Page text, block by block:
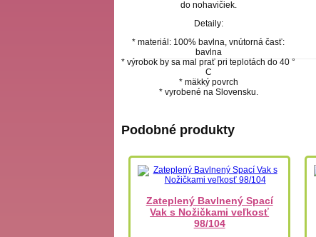
do nohavičiek.
Detaily:
* materiál: 100% bavlna, vnútorná časť:
bavlna
* výrobok by sa mal prať pri teplotách do 40 °
C
* mäkký povrch
* vyrobené na Slovensku.
Podobné produkty
Zateplený Bavlnený Spací
Vak s Nožičkami veľkosť
98/104